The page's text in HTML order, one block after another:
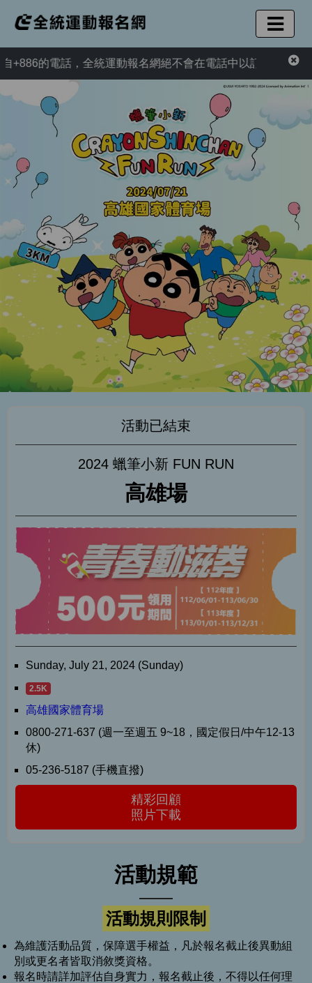
的電話，全統運動報名網絕不會在電話中以訂單異常為由，
活動規範
活動規則限制
為維護活動品質，保障選手權益，凡於報名截止後異動組
別或更名者皆取消敘獎資格。
報名時請詳加評估自身實力，報名截止後，不得以任何理
活動已結束
2024 蠟筆小新 FUN RUN
高雄場
Sunday, July 21, 2024 (Sunday)
2.5K
高雄國家體育場
0800-271-637 (週一至週五 9~18，國定假日/中午12-13
休)
05-236-5187 (手機直撥)
精彩回顧
照片下載